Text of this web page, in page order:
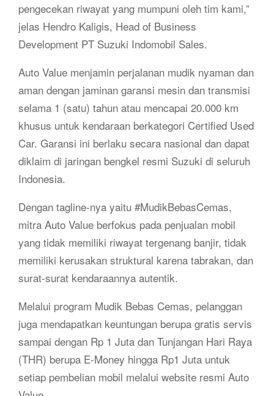
pengecekan riwayat yang mumpuni oleh tim kami,”
jelas Hendro Kaligis, Head of Business
Development PT Suzuki Indomobil Sales.
Auto Value menjamin perjalanan mudik nyaman dan
aman dengan jaminan garansi mesin dan transmisi
selama 1 (satu) tahun atau mencapai 20.000 km
khusus untuk kendaraan berkategori Certified Used
Car. Garansi ini berlaku secara nasional dan dapat
diklaim di jaringan bengkel resmi Suzuki di seluruh
Indonesia.
Dengan tagline-nya yaitu #MudikBebasCemas,
mitra Auto Value berfokus pada penjualan mobil
yang tidak memiliki riwayat tergenang banjir, tidak
memiliki kerusakan struktural karena tabrakan, dan
surat-surat kendaraannya autentik.
Melalui program Mudik Bebas Cemas, pelanggan
juga mendapatkan keuntungan berupa gratis servis
sampai dengan Rp 1 Juta dan Tunjangan Hari Raya
(THR) berupa E-Money hingga Rp1 Juta untuk
setiap pembelian mobil melalui website resmi Auto